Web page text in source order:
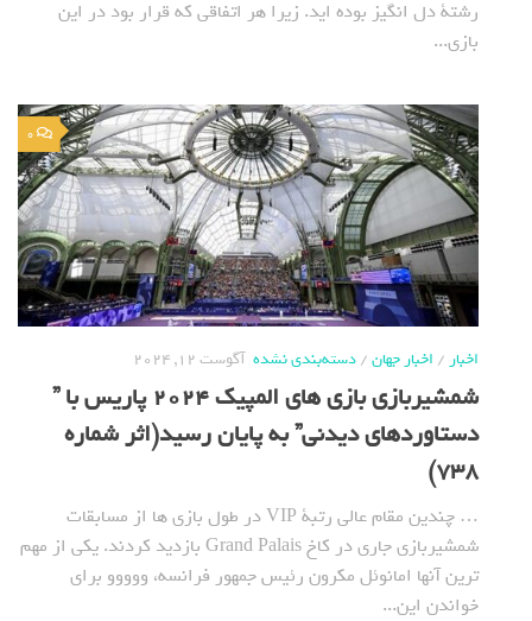
رشتة دل انگیز بوده اید. زیرا هر اتفاقی که قرار بود در این
بازی...
0
اخبار/اخبار جهان/دسته‌بندی نشده آگوست 12, 2024
شمشیربازی بازی های المپیک 2024 پاریس با ”
دستاوردهای دیدنی” به پایان رسید(اثر شماره
738)
… چندین مقام عالی رتبة VIP در طول بازی ها از مسابقات
شمشیربازی جاری در کاخ Grand Palais بازدید کردند. یکی از مهم
ترین آنها امانوئل مکرون رئیس جمهور فرانسه، ووووو برای
خواندن این...